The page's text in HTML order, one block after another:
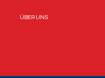
ÜBER UNS